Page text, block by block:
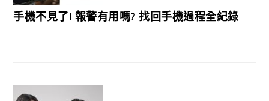
手機不見了! 報警有用嗎? 找回手機過程全紀錄